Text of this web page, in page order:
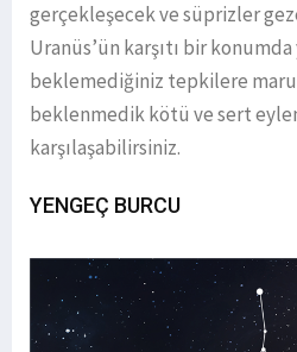
gerçekleşecek ve süprizler
Uranüs’ün karşıtı bir
beklemediğiniz tepkilere
beklenmedik kötü ve sert
karşılaşabilirsiniz.
YENGEÇ BURCU